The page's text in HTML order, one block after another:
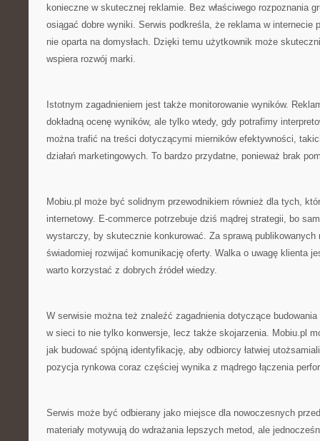
konieczne w skutecznej reklamie. Bez właściwego rozpoznania
osiągać dobre wyniki. Serwis podkreśla, że reklama w internecie
nie oparta na domysłach. Dzięki temu użytkownik może
wspiera rozwój marki.
Istotnym zagadnieniem jest także monitorowanie wyników.
dokładną ocenę wyników, ale tylko wtedy, gdy potrafimy
można trafić na treści dotyczącymi mierników efektywności,
działań marketingowych. To bardzo przydatne, ponieważ brak
Mobiu.pl może być solidnym przewodnikiem również dla tych,
internetowy. E-commerce potrzebuje dziś mądrej strategii, bo
wystarczy, by skutecznie konkurować. Za sprawą publikowanych
świadomiej rozwijać komunikację oferty. Walka o uwagę klienta
warto korzystać z dobrych źródeł wiedzy.
W serwisie można też znaleźć zagadnienia dotyczące
w sieci to nie tylko konwersje, lecz także skojarzenia. Mobiu.pl
jak budować spójną identyfikację, aby odbiorcy łatwiej
pozycja rynkowa coraz częściej wynika z mądrego łączenia
Serwis może być odbierany jako miejsce dla nowoczesnych
materiały motywują do wdrażania lepszych metod, ale